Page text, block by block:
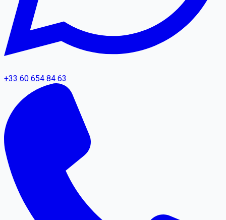
+33 60 654 84 63